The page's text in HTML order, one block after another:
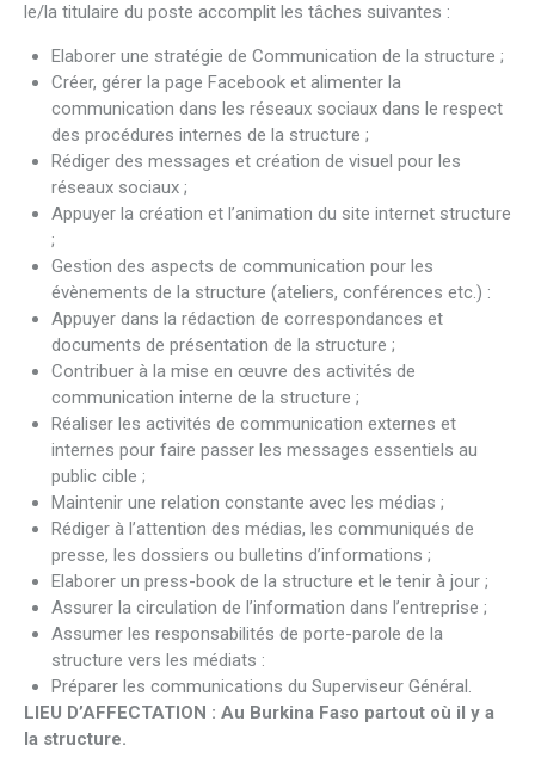
le/la titulaire du poste accomplit les tâches suivantes :
Elaborer une stratégie de Communication de la structure ;
Créer, gérer la page Facebook et alimenter la
communication dans les réseaux sociaux dans le respect
des procédures internes de la structure ;
Rédiger des messages et création de visuel pour les
réseaux sociaux ;
Appuyer la création et l’animation du site internet structure
;
Gestion des aspects de communication pour les
évènements de la structure (ateliers, conférences etc.) :
Appuyer dans la rédaction de correspondances et
documents de présentation de la structure ;
Contribuer à la mise en œuvre des activités de
communication interne de la structure ;
Réaliser les activités de communication externes et
internes pour faire passer les messages essentiels au
public cible ;
Maintenir une relation constante avec les médias ;
Rédiger à l’attention des médias, les communiqués de
presse, les dossiers ou bulletins d’informations ;
Elaborer un press-book de la structure et le tenir à jour ;
Assurer la circulation de l’information dans l’entreprise ;
Assumer les responsabilités de porte-parole de la
structure vers les médiats :
Préparer les communications du Superviseur Général.
LIEU D’AFFECTATION : Au Burkina Faso partout où il y a
la structure.